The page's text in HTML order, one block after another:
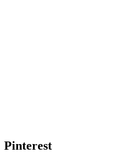
Pinterest